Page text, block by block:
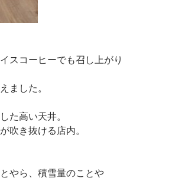
スコーヒーでも召し上がり
ました。
た高い天井。
吹き抜ける店内。
やら、積雪量のことや